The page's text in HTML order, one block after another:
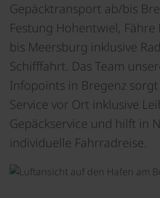
Gepäcktransport ab/bis
Festung Hohentwiel, Fähre
bis Meersburg inklusive
Schifffahrt. Das Team
Infopoints in Bregenz
Service vor Ort inklusive
Gepäckservice und hilft in
individuelle Fahrradreise.